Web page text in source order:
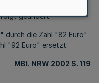
wird der RdErl. v.
folgt geändert:
durch die Zahl "82 Euro"
"92 Euro" ersetzt.
MBl. NRW 2002 S. 119